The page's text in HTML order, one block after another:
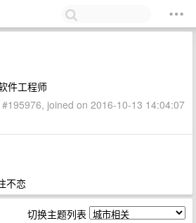
件工程师
joined on 2016-10-13 14:04:07
不恋
切换主题列表